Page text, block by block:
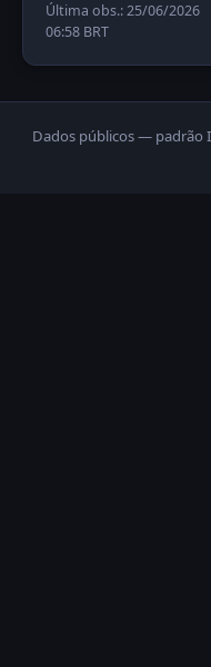
Última obs.: 25/06/2026
06:58 BRT
Dados públicos — padrão